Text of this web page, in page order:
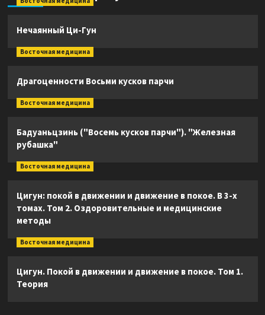
Нечаянный Ци-Гун
Восточная медицина
Драгоценности Восьми кусков парчи
Восточная медицина
Бадуаньцзинь ("Восемь кусков парчи"). "Железная
рубашка"
Восточная медицина
Цигун: покой в движении и движение в покое. В 3-х
томах. Том 2. Оздоровительные и медицинские
методы
Восточная медицина
Цигун. Покой в движении и движение в покое. Том 1.
Теория